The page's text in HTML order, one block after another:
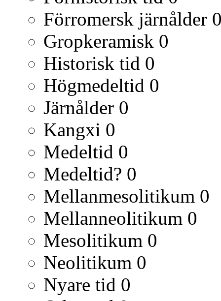
Förromersk järnålder
Gropkeramisk 0
Historisk tid 0
Högmedeltid 0
Järnålder 0
Kangxi 0
Medeltid 0
Medeltid? 0
Mellanmesolitikum 0
Mellanneolitikum 0
Mesolitikum 0
Neolitikum 0
Nyare tid 0